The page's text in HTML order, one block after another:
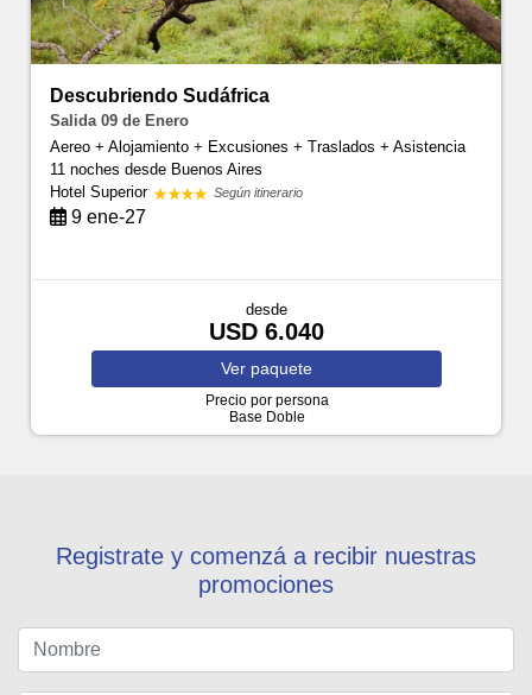
Descubriendo Sudáfrica
Salida 09 de Enero
Aereo + Alojamiento + Excusiones + Traslados + Asistencia
11 nochesdesde Buenos Aires
Hotel Superior
Según itinerario
9 ene-27
desde
USD 6.040
Ver paquete
Precio por persona
Base Doble
Registrate y comenzá a recibir nuestras
promociones